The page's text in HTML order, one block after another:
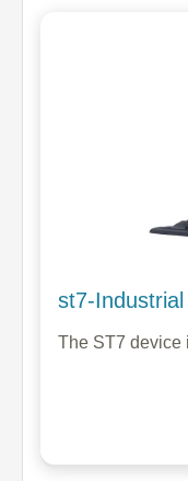
st7-
The ST7 device